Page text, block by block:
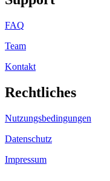
FAQ
Team
Kontakt
Rechtliches
Nutzungsbedingungen
Datenschutz
Impressum